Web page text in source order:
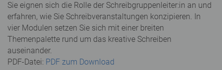
Sie eignen sich die Rolle der Schreibgruppenleiter:in an und
erfahren, wie Sie Schreibveranstaltungen konzipieren. In
vier Modulen setzen Sie sich mit einer breiten
Themenpalette rund um das kreative Schreiben
auseinander.
PDF-Datei: PDF zum Download